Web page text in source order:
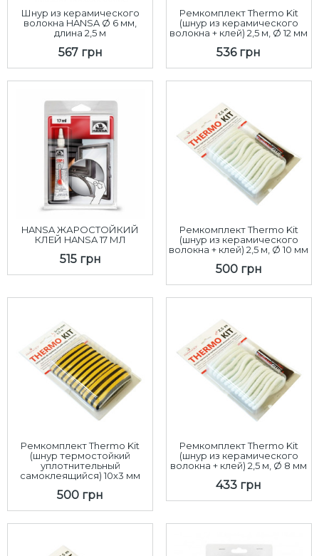
Шнур из керамического
волокна HANSA Ø 6 мм,
длина 2,5 м
567 грн
Ремкомплект Thermo Kit
(шнур из керамического
волокна + клей) 2,5 м, Ø 12 мм
536 грн
HANSA ЖАРОСТОЙКИЙ
КЛЕЙ HANSA 17 МЛ
515 грн
Ремкомплект Thermo Kit
(шнур из керамического
волокна + клей) 2,5 м, Ø 10 мм
500 грн
Ремкомплект Thermo Kit
(шнур термостойкий
уплотнительный
самоклеящийся) 10х3 мм
500 грн
Ремкомплект Thermo Kit
(шнур из керамического
волокна + клей) 2,5 м, Ø 8 мм
433 грн